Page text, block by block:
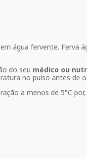
água fervente. Ferva
do seu médico ou
no pulso antes de
a menos de 5°C